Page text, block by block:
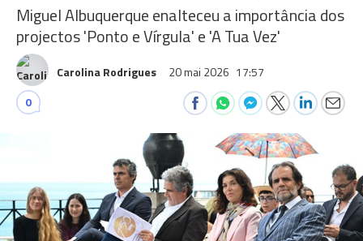
Miguel Albuquerque enalteceu a importância dos
projectos 'Ponto e Vírgula' e 'A Tua Vez'
Carolina Rodrigues 20 mai 2026 17:57
0